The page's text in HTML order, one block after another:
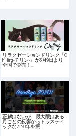
リラクゼーションドリンク「C
hilling-チリン-」が5月9日より
全国で発売！…
正解はないが、最大限はある…
月ごとの反響からドラスティ
ックな2020年を振…